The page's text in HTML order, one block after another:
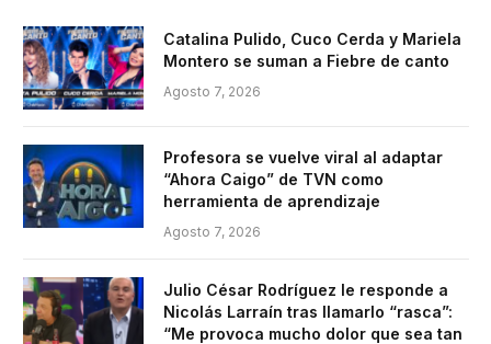
Catalina Pulido, Cuco Cerda y Mariela
Montero se suman a Fiebre de canto
Agosto 7, 2026
Profesora se vuelve viral al adaptar
“Ahora Caigo” de TVN como
herramienta de aprendizaje
Agosto 7, 2026
Julio César Rodríguez le responde a
Nicolás Larraín tras llamarlo “rasca”:
“Me provoca mucho dolor que sea tan